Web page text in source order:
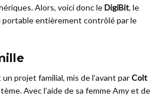
Alors, voici donc leDigiBit, le
portable entièrement contrôlé par le
projet familial, mis de l’avant parColt
Avec l’aide de sa femme Amy et de